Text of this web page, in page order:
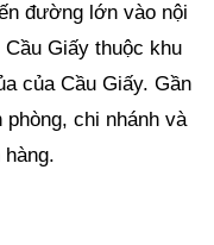
đường lớn vào nội
Giấy thuộc khu
của Cầu Giấy. Gần
phòng, chi nhánh và